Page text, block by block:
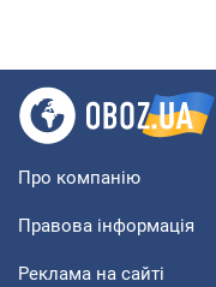
Про компанію
Правова інформація
Реклама на сайті